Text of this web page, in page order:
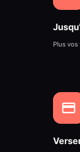
Plus